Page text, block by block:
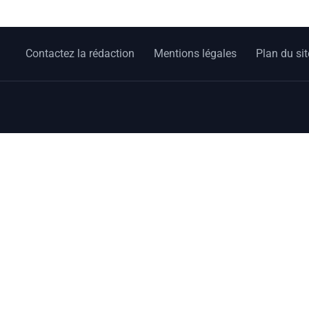
Contactez la rédaction Mentions légales Plan du